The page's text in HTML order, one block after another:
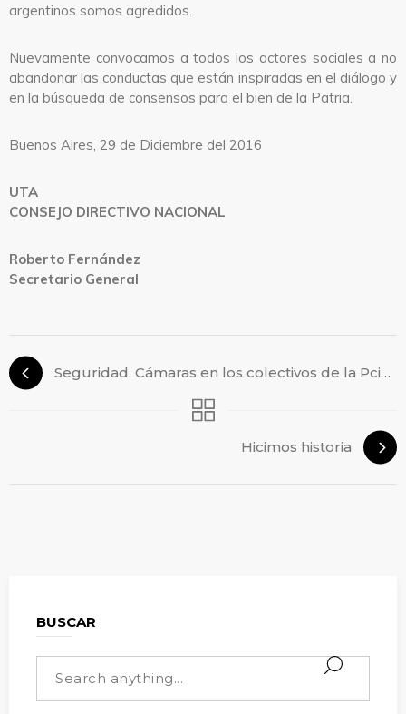
argentinos somos agredidos.
Nuevamente convocamos a todos los actores sociales a no
abandonar las conductas que están inspiradas en el diálogo y
en la búsqueda de consensos para el bien de la Patria.
Buenos Aires, 29 de Diciembre del 2016
UTA
CONSEJO DIRECTIVO NACIONAL
Roberto Fernández
Secretario General
Seguridad. Cámaras en los colectivos de la Pcia de Bs As.
Hicimos historia
BUSCAR